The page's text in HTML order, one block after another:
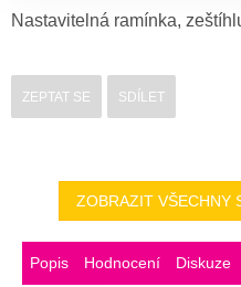
Nastavitelná ramínka,
ZEPTAT SE SDÍLET
ZOBRAZIT VŠECHNY
Popis Hodnocení Diskuze